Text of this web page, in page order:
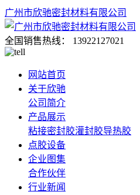
广州市欣驰密封材料有限公司
全国销售热线： 13922127021
网站首页
关于欣驰
公司简介
产品展示
粘接密封胶灌封胶导热胶
点胶设备
企业图集
合作伙伴
行业新闻